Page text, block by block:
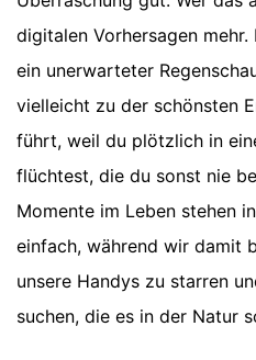
digitalen Vorhersagen
ein unerwarteter
vielleicht zu der schönsten
führt, weil du plötzlich in
flüchtest, die du sonst nie
Momente im Leben stehen
einfach, während wir damit
unsere Handys zu starren
suchen, die es in der Natur